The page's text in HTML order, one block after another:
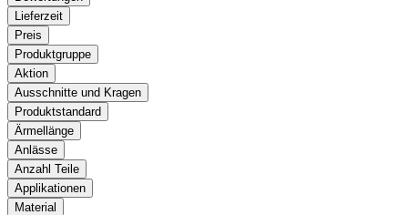
Lieferzeit
Preis
Produktgruppe
Aktion
Ausschnitte und Kragen
Produktstandard
Ärmellänge
Anlässe
Anzahl Teile
Applikationen
Material